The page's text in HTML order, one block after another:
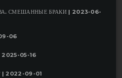
СМЕШАННЫЕ БРАКИ | 2023-06-
06
2025-05-16
| 2022-09-01